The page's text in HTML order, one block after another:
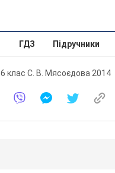
ГДЗ Підручники
клас С. В. Мясоєдова 2014